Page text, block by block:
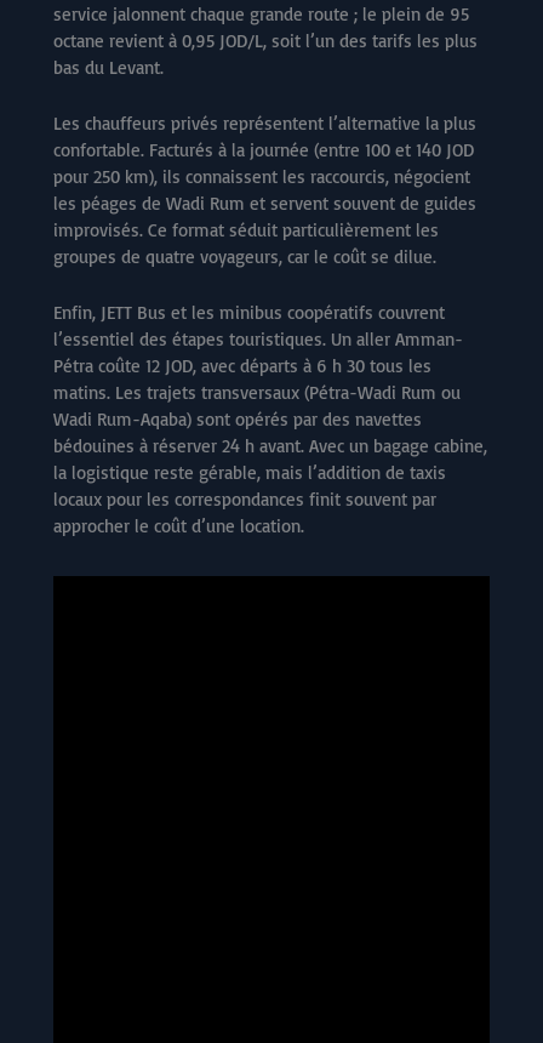
service jalonnent chaque grande route ; le plein de 95
octane revient à 0,95 JOD/L, soit l’un des tarifs les plus
bas du Levant.
Les chauffeurs privés représentent l’alternative la plus
confortable. Facturés à la journée (entre 100 et 140 JOD
pour 250 km), ils connaissent les raccourcis, négocient
les péages de Wadi Rum et servent souvent de guides
improvisés. Ce format séduit particulièrement les
groupes de quatre voyageurs, car le coût se dilue.
Enfin, JETT Bus et les minibus coopératifs couvrent
l’essentiel des étapes touristiques. Un aller Amman-
Pétra coûte 12 JOD, avec départs à 6 h 30 tous les
matins. Les trajets transversaux (Pétra-Wadi Rum ou
Wadi Rum-Aqaba) sont opérés par des navettes
bédouines à réserver 24 h avant. Avec un bagage cabine,
la logistique reste gérable, mais l’addition de taxis
locaux pour les correspondances finit souvent par
approcher le coût d’une location.